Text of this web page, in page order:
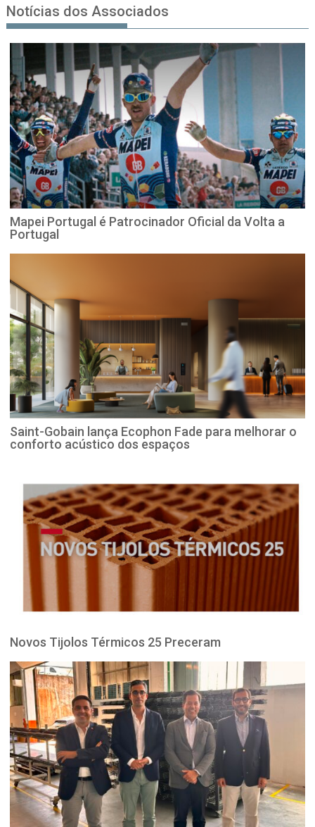
Notícias dos Associados
Mapei Portugal é Patrocinador Oficial da Volta a
Portugal
Saint-Gobain lança Ecophon Fade para melhorar o
conforto acústico dos espaços
Novos Tijolos Térmicos 25 Preceram